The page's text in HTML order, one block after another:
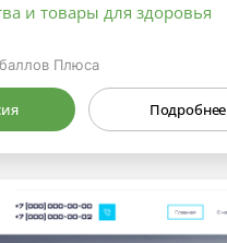
и товары для здоровья
баллов Плюса
Подробнее